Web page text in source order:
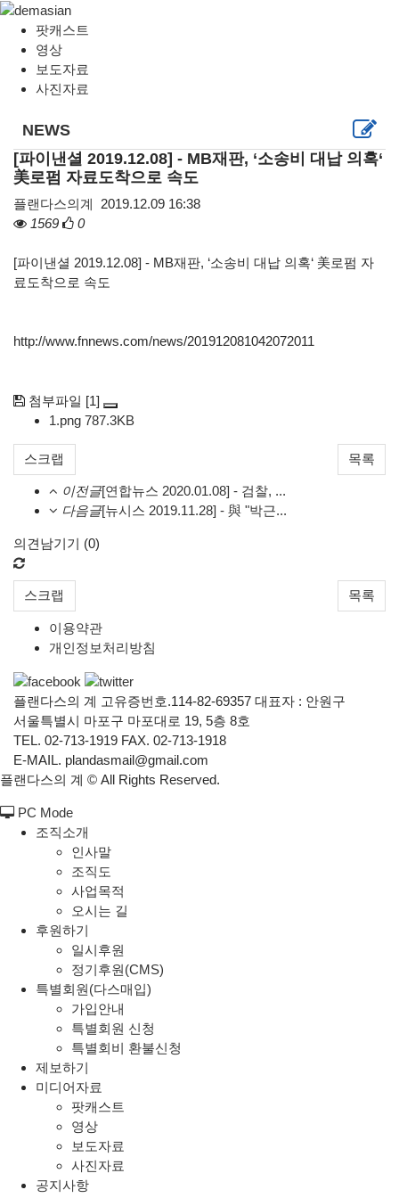
팟캐스트
영상
보도자료
사진자료
NEWS
[파이낸셜 2019.12.08] - MB재판, ‘소송비 대납 의혹‘
美로펌 자료도착으로 속도
플랜다스의계
2019.12.09 16:38
1569
0
[파이낸셜 2019.12.08] - MB재판, ‘소송비 대납 의혹‘ 美로펌 자
료도착으로 속도
http://www.fnnews.com/news/201912081042072011
첨부파일 [1]
1.png 787.3KB
스크랩 목록
이전글[연합뉴스 2020.01.08] - 검찰, ...
다음글[뉴시스 2019.11.28] - 與 "박근...
의견남기기 (0)
스크랩 목록
이용약관
개인정보처리방침
플랜다스의 계 고유증번호.114-82-69357 대표자 : 안원구
서울특별시 마포구 마포대로 19, 5층 8호
TEL. 02-713-1919 FAX. 02-713-1918
E-MAIL. plandasmail@gmail.com
플랜다스의 계 © All Rights Reserved.
PC Mode
조직소개
인사말
조직도
사업목적
오시는 길
후원하기
일시후원
정기후원(CMS)
특별회원(다스매입)
가입안내
특별회원 신청
특별회비 환불신청
제보하기
미디어자료
팟캐스트
영상
보도자료
사진자료
공지사항